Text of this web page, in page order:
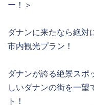
ー！＞
ダナンに来たなら絶対
市内観光プラン！
ダナンが誇る絶景スポ
しいダナンの街を一望
ト！